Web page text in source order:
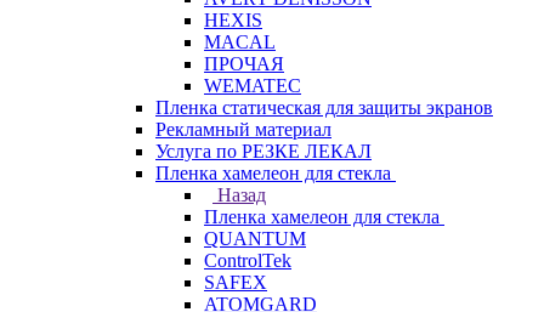
HEXIS
MACAL
ПРОЧАЯ
WEMATEC
Пленка статическая для защиты экранов
Рекламный материал
Услуга по РЕЗКЕ ЛЕКАЛ
Пленка хамелеон для стекла
Назад
Пленка хамелеон для стекла
QUANTUM
ControlTek
SAFEX
ATOMGARD